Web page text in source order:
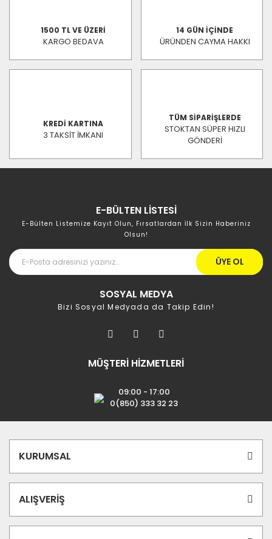
1500 TL VE ÜZERİ
KARGO BEDAVA
14 GÜN İÇİNDE
ÜRÜNDEN CAYMA HAKKI
KREDİ KARTINA
3 TAKSİT İMKANI
TÜM SİPARİŞLERDE
STOKTAN SÜPER HIZLI
GÖNDERİ
E-BÜLTEN LİSTESİ
E-Bülten Listemize Kayıt Olun, Fırsatlardan İlk Sizin Haberiniz
Olsun!
ÜYE OL
SOSYAL MEDYA
Bizi Sosyal Medyada da Takip Edin!
MÜŞTERİ HİZMETLERİ
09:00 - 17:00
0(850) 333 32 23
KURUMSAL
ALIŞVERİŞ